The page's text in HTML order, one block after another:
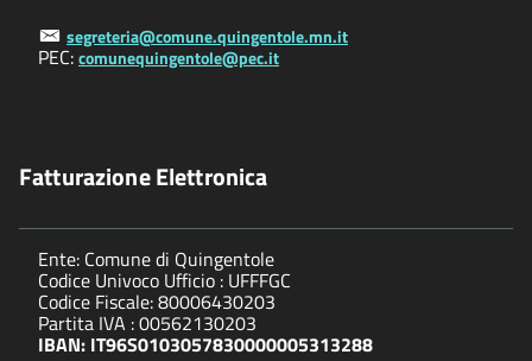
segreteria@comune.quingentole.mn.it
PEC:comunequingentole@pec.it
Fatturazione Elettronica
Ente: Comune di Quingentole
Codice Univoco Ufficio : UFFFGC
Codice Fiscale: 80006430203
Partita IVA : 00562130203
IBAN: IT96S0103057830000005313288